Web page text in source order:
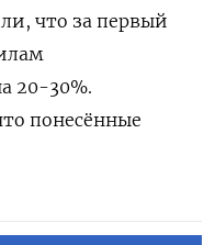
что за первый
20-30%.
понесённые